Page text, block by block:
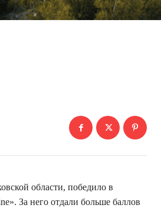
области, победило в
За него отдали больше баллов